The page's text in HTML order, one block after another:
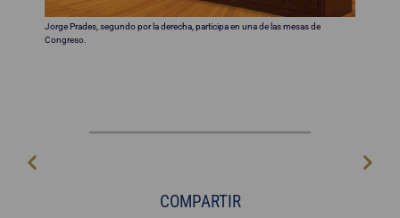
Jorge Prades, segundo por la derecha, participa en una de las mesas de
Congreso.
COMPARTIR